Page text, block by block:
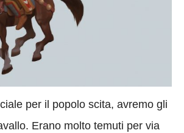
per il popolo scita, avremo gli
Erano molto temuti per via